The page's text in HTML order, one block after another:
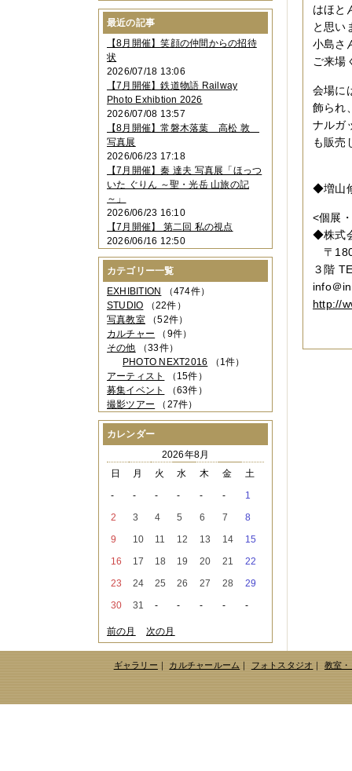
はほと
と思い
小島さ
ご来場
会場に
飾られ
ナルガ
も販売
◆増山
<個展
◆株式
〒
３階
info＠
http://
2024年06月（4件）
2024年04月
2024年03月（3件）
2024年02月（2件）
2023年12月
2023年11月 （4件）
2023年10月（3件）
2023年09月（4件）
2023年08月 （1件）
2023年06月（3件）
2023年05月
2023年04月 （2件）
2023年03月（5件）
2023年02月（3件）
2023年01月
2022年12月 （3件）
2022年11月（2件）
2022年10月（4件）
2022年09月（2件）
2022年08月
（3件）
2022年07月（3件）
2022年05月（4件）
2022年04月（2件）
2022年03月
（5件）
2022年02月（3件）
2022年01月（3件）
2021年12月（2件）
2021年11月（3件）
2021年10月
（1件）
2021年08月
2021年07月（1件）
（3件）
2021年05月（2件）
2021年02月 （1件）
2020年12月（3件）
2020年11月 （6件）
2020年09月（5件）
2020年08月
2020年06月（2件）
2020年04月（4件）
2020年03月（9件）
2020年02月（3件）
2020年01月（5件）
2019年12月（3件）
最近の記事
【8月開催】笑顔の仲間からの招待
状
2026/07/18 13:06
【7月開催】鉄道物語 Railway
Photo Exhibtion 2026
2026/07/08 13:57
【8月開催】常磐木落葉 高松 敦
写真展
2026/06/23 17:18
【7月開催】秦 達夫 写真展「ほっつ
いた ぐりん ～聖・光岳 山旅の記
～」
2026/06/23 16:10
【7月開催】 第二回 私の視点
2026/06/16 12:50
カテゴリー一覧
EXHIBITION （474件）
STUDIO （22件）
写真教室（52件）
カルチャー （9件）
その他 （33件）
PHOTO NEXT2016 （1件）
アーティスト
（15件）
募集イベント
（63件）
撮影ツアー （27件）
カレンダー
2026年8月
日
月 火 水 木 金
土
-
- - - - -
1
2
3 4 5 6 7
8
9
10 11 12 13 14
15
16
17 18 19 20 21
22
23
24 25 26 27 28
29
30
31 - - - - -
前の月 次の月
ギャラリー｜ カルチャールーム｜ フォトスタジオ｜ 教室